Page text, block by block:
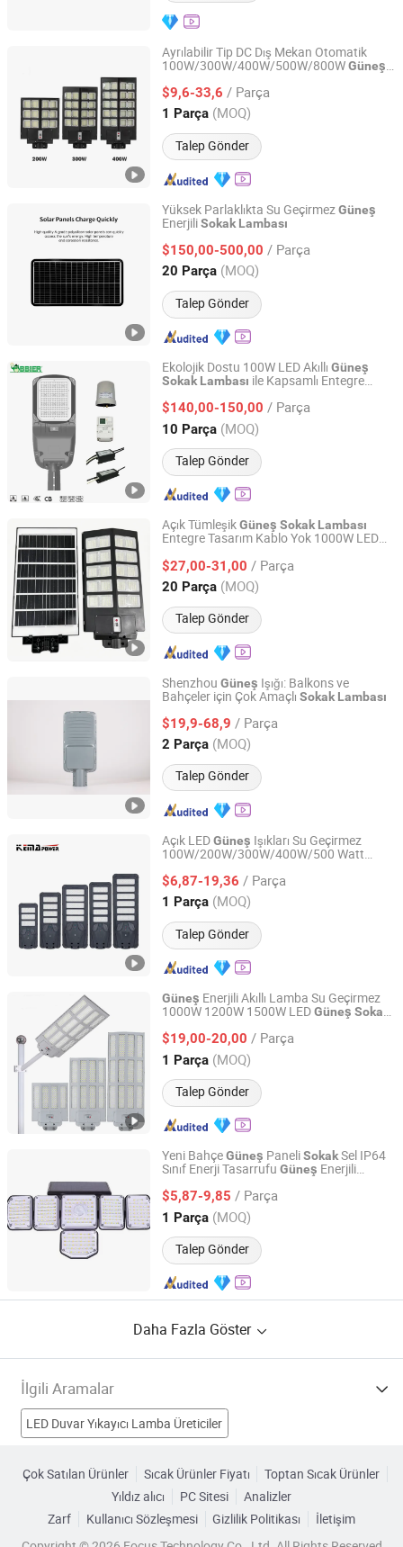
Ayrılabilir Tip DC Dış Mekan Otomatik
100W/300W/400W/500W/800WGüneş
$9,6-33,6 / Parça
1 Parça (MOQ)
Talep Gönder
Shanxi C-Trying Machinery Equipment Co., Ltd
Shanxi, China Fiyat 2024
Yüksek Parlaklıkta Su GeçirmezGüneş
EnerjiliSokak Lambası
$150,00-500,00 / Parça
20 Parça (MOQ)
Talep Gönder
Jiangsu Xinyixin Lighting Technology Co., Ltd.
Jiangsu, China Fiyat 2026
Ekolojik Dostu 100W LED Akıllı Güneş
Sokak Lambası ile Kapsamlı Entegre
$140,00-150,00 / Parça
10 Parça (MOQ)
Talep Gönder
Shenzhen BBier Lighting Co., Ltd.
Guangdong, China Fiyat 2012
Açık TümleşikGüneş Sokak Lambası
Entegre Tasarım Kablo Yok 1000W LED
$27,00-31,00 / Parça
20 Parça (MOQ)
Talep Gönder
Sichuan Haoyuan Deju Technology Co., Ltd.
Sichuan, China Fiyat 2025
Shenzhou Güneş Işığı: Balkons ve
Bahçeler için Çok Amaçlı Sokak Lambası
$19,9-68,9 / Parça
2 Parça (MOQ)
Talep Gönder
Zhongjing Rongguang New Energy Jiangsu Co., Ltd.
Jiangsu, China Fiyat 2025
Açık LEDGüneş Işıkları Su Geçirmez
100W/200W/300W/400W/500 Watt
Değerlendirme
$6,87-19,36 / Parça
1 Parça (MOQ)
Talep Gönder
NINGBO KEMAPOWER ELECTRONICS CO., LTD.
Zhejiang, China Fiyat 2017
Güneş Enerjili Akıllı Lamba Su Geçirmez
1000W 1200W 1500W LEDGüneş Sokak
$19,00-20,00 / Parça
1 Parça (MOQ)
Talep Gönder
Yangzhou Bessent Trading Co., Ltd.
Jiangsu, China Fiyat 2022
Yeni BahçeGüneş PaneliSokakSel IP64
Sınıf Enerji Tasarrufu Güneş Enerjili
$5,87-9,85 / Parça
1 Parça (MOQ)
Talep Gönder
World-Dawn Lighting Co., Limited
Guangdong, China Fiyat 2011
Daha Fazla Göster
İlgili Aramalar
LED Duvar Yıkayıcı Lamba Üreticiler
Lamba Üreticiler güneş Fabrikalar
Çok Satılan Ürünler Sıcak Ürünler Fiyatı
Toptan Sıcak Ürünler
Yıldız alıcı
PC Sitesi
Analizler
Zarf
Kullanıcı Sözleşmesi Gizlilik Politikası
İletişim